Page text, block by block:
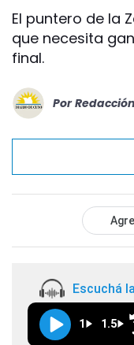
El puntero de la
que necesita
final.
Por
Escuchá
1 1.5